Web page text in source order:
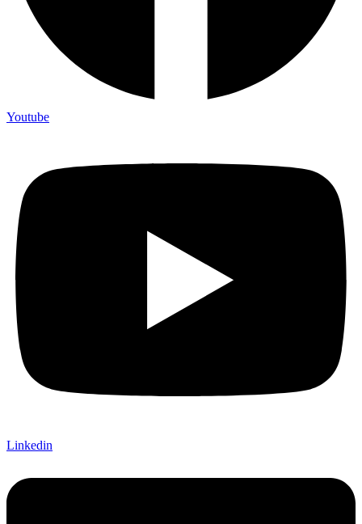
Youtube
Linkedin